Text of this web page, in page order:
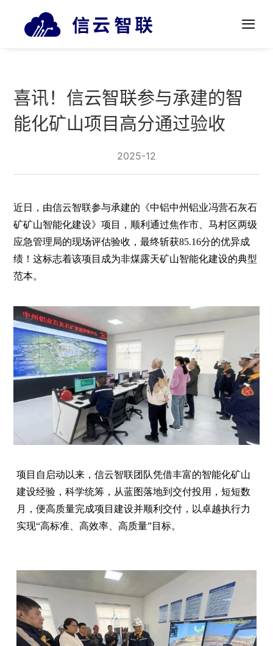
喜讯！信云智联参与承建的智
能化矿山项目高分通过验收
2025-12
近日，由信云智联参与承建的《中铝中州铝业冯营石灰石
矿矿山智能化建设》项目，顺利通过焦作市、马村区两级
应急管理局的现场评估验收，最终斩获85.16分的优异成
绩！这标志着该项目成为非煤露天矿山智能化建设的典型
范本。
项目自启动以来，信云智联团队凭借丰富的智能化矿山
建设经验，科学统筹，从蓝图落地到交付投用，短短数
月，便高质量完成项目建设并顺利交付，以卓越执行力
实现“高标准、高效率、高质量”目标。